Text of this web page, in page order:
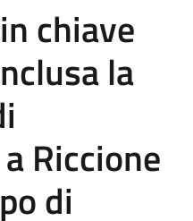
chiave
la
Riccione
di